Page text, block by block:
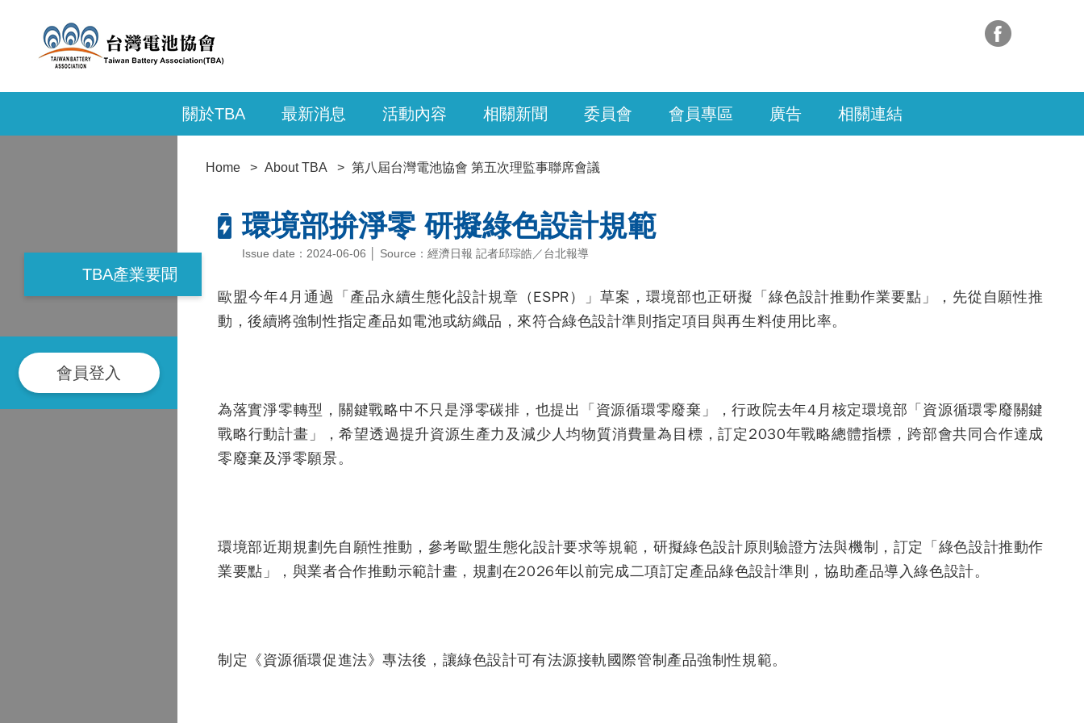
關於TBA 最新消息 活動內容 相關新聞 委員會 會員專區 廣告 相關連結
TBA產業要聞
會員登入
Home About TBA 第八屆台灣電池協會 第五次理監事聯席會議
環境部拚淨零 研擬綠色設計規範
Issue date：2024-06-06 │ Source：經濟日報 記者邱琮皓／台北報導
歐盟今年4月通過「產品永續生態化設計規章（ESPR）」草案，環境部也正研擬「綠色設計推動作業要點」，先從自願性推
動，後續將強制性指定產品如電池或紡織品，來符合綠色設計準則指定項目與再生料使用比率。
為落實淨零轉型，關鍵戰略中不只是淨零碳排，也提出「資源循環零廢棄」，行政院去年4月核定環境部「資源循環零廢關鍵
戰略行動計畫」，希望透過提升資源生產力及減少人均物質消費量為目標，訂定2030年戰略總體指標，跨部會共同合作達成
零廢棄及淨零願景。
環境部近期規劃先自願性推動，參考歐盟生態化設計要求等規範，研擬綠色設計原則驗證方法與機制，訂定「綠色設計推動作
業要點」，與業者合作推動示範計畫，規劃在2026年以前完成二項訂定產品綠色設計準則，協助產品導入綠色設計。
制定《資源循環促進法》專法後，讓綠色設計可有法源接軌國際管制產品強制性規範。